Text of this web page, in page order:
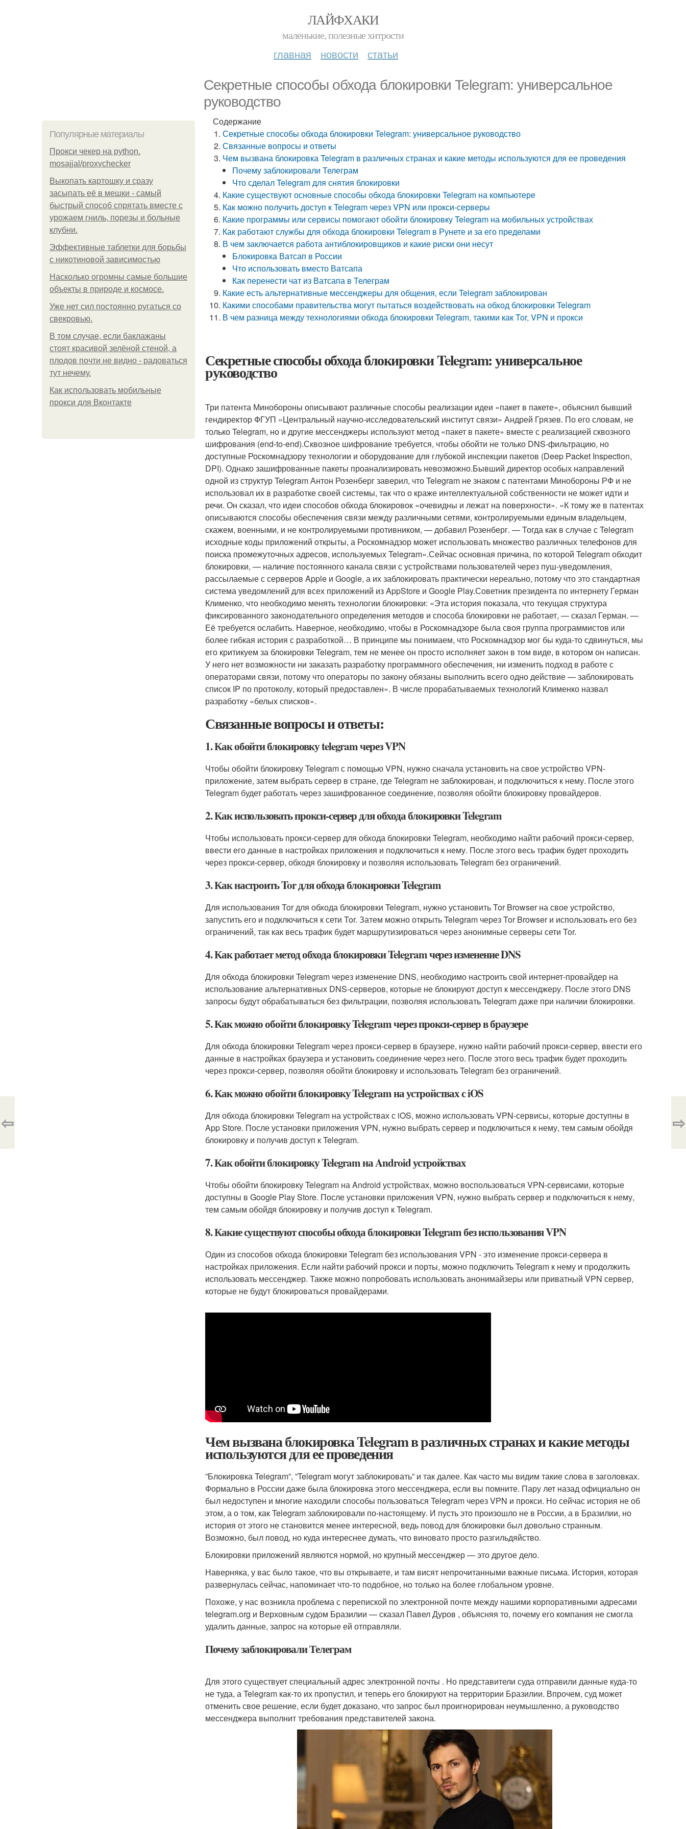
ЛАЙФХАКИ
маленькие, полезные хитрости
главная новости статьи
Секретные способы обхода блокировки Telegram: универсальное
руководство
Популярные материалы
Прокси чекер на python.
mosajjal/proxychecker
Выкопать картошку и сразу
засыпать её в мешки - самый
быстрый способ спрятать вместе с
урожаем гниль, порезы и больные
клубни.
Эффективные таблетки для борьбы
с никотиновой зависимостью
Насколько огромны самые большие
объекты в природе и космосе.
Уже нет сил постоянно ругаться со
свекровью.
В том случае, если баклажаны
стоят красивой зелёной стеной, а
плодов почти не видно - радоваться
тут нечему.
Как использовать мобильные
прокси для Вконтакте
Содержание
Секретные способы обхода блокировки Telegram: универсальное руководство
Связанные вопросы и ответы
Чем вызвана блокировка Telegram в различных странах и какие методы используются для ее проведения
Почему заблокировали Телеграм
Что сделал Telegram для снятия блокировки
Какие существуют основные способы обхода блокировки Telegram на компьютере
Как можно получить доступ к Telegram через VPN или прокси-серверы
Какие программы или сервисы помогают обойти блокировку Telegram на мобильных устройствах
Как работают службы для обхода блокировки Telegram в Рунете и за его пределами
В чем заключается работа антиблокировщиков и какие риски они несут
Блокировка Ватсап в России
Что использовать вместо Ватсапа
Как перенести чат из Ватсапа в Телеграм
Какие есть альтернативные мессенджеры для общения, если Telegram заблокирован
Какими способами правительства могут пытаться воздействовать на обход блокировки Telegram
В чем разница между технологиями обхода блокировки Telegram, такими как Tor, VPN и прокси
Секретные способы обхода блокировки Telegram: универсальное
руководство
Три патента Минобороны описывают различные способы реализации идеи «пакет в пакете», объяснил бывший
гендиректор ФГУП «Центральный научно-исследовательский институт связи» Андрей Грязев. По его словам, не
только Telegram, но и другие мессенджеры используют метод «пакет в пакете» вместе с реализацией сквозного
шифрования (end-to-end).Сквозное шифрование требуется, чтобы обойти не только DNS-фильтрацию, но
доступные Роскомнадзору технологии и оборудование для глубокой инспекции пакетов (Deep Packet Inspection,
DPI). Однако зашифрованные пакеты проанализировать невозможно.Бывший директор особых направлений
одной из структур Telegram Антон Розенберг заверил, что Telegram не знаком с патентами Минобороны РФ и не
использовал их в разработке своей системы, так что о краже интеллектуальной собственности не может идти и
речи. Он сказал, что идеи способов обхода блокировок «очевидны и лежат на поверхности». «К тому же в патентах
описываются способы обеспечения связи между различными сетями, контролируемыми единым владельцем,
скажем, военными, и не контролируемыми противником, — добавил Розенберг. — Тогда как в случае с Telegram
исходные коды приложений открыты, а Роскомнадзор может использовать множество различных телефонов для
поиска промежуточных адресов, используемых Telegram».Сейчас основная причина, по которой Telegram обходит
блокировки, — наличие постоянного канала связи с устройствами пользователей через пуш-уведомления,
рассылаемые с серверов Apple и Google, а их заблокировать практически нереально, потому что это стандартная
система уведомлений для всех приложений из AppStore и Google Play.Советник президента по интернету Герман
Клименко, что необходимо менять технологии блокировки: «Эта история показала, что текущая структура
фиксированного законодательного определения методов и способа блокировки не работает, — сказал Герман. —
Её требуется ослабить. Наверное, необходимо, чтобы в Роскомнадзоре была своя группа программистов или
более гибкая история с разработкой… В принципе мы понимаем, что Роскомнадзор мог бы куда-то сдвинуться, мы
его критикуем за блокировки Telegram, тем не менее он просто исполняет закон в том виде, в котором он написан.
У него нет возможности ни заказать разработку программного обеспечения, ни изменить подход в работе с
операторами связи, потому что операторы по закону обязаны выполнить всего одно действие — заблокировать
список IP по протоколу, который предоставлен». В числе прорабатываемых технологий Клименко назвал
разработку «белых списков».
Связанные вопросы и ответы:
1. Как обойти блокировку telegram через VPN
Чтобы обойти блокировку Telegram с помощью VPN, нужно сначала установить на свое устройство VPN-
приложение, затем выбрать сервер в стране, где Telegram не заблокирован, и подключиться к нему. После этого
Telegram будет работать через зашифрованное соединение, позволяя обойти блокировку провайдеров.
2. Как использовать прокси-сервер для обхода блокировки Telegram
Чтобы использовать прокси-сервер для обхода блокировки Telegram, необходимо найти рабочий прокси-сервер,
ввести его данные в настройках приложения и подключиться к нему. После этого весь трафик будет проходить
через прокси-сервер, обходя блокировку и позволяя использовать Telegram без ограничений.
3. Как настроить Tor для обхода блокировки Telegram
Для использования Tor для обхода блокировки Telegram, нужно установить Tor Browser на свое устройство,
запустить его и подключиться к сети Tor. Затем можно открыть Telegram через Tor Browser и использовать его без
ограничений, так как весь трафик будет маршрутизироваться через анонимные серверы сети Tor.
4. Как работает метод обхода блокировки Telegram через изменение DNS
Для обхода блокировки Telegram через изменение DNS, необходимо настроить свой интернет-провайдер на
использование альтернативных DNS-серверов, которые не блокируют доступ к мессенджеру. После этого DNS
запросы будут обрабатываться без фильтрации, позволяя использовать Telegram даже при наличии блокировки.
5. Как можно обойти блокировку Telegram через прокси-сервер в браузере
Для обхода блокировки Telegram через прокси-сервер в браузере, нужно найти рабочий прокси-сервер, ввести его
данные в настройках браузера и установить соединение через него. После этого весь трафик будет проходить
через прокси-сервер, позволяя обойти блокировку и использовать Telegram без ограничений.
6. Как можно обойти блокировку Telegram на устройствах с iOS
Для обхода блокировки Telegram на устройствах с iOS, можно использовать VPN-сервисы, которые доступны в
App Store. После установки приложения VPN, нужно выбрать сервер и подключиться к нему, тем самым обойдя
блокировку и получив доступ к Telegram.
7. Как обойти блокировку Telegram на Android устройствах
Чтобы обойти блокировку Telegram на Android устройствах, можно воспользоваться VPN-сервисами, которые
доступны в Google Play Store. После установки приложения VPN, нужно выбрать сервер и подключиться к нему,
тем самым обойдя блокировку и получив доступ к Telegram.
8. Какие существуют способы обхода блокировки Telegram без использования VPN
Один из способов обхода блокировки Telegram без использования VPN - это изменение прокси-сервера в
настройках приложения. Если найти рабочий прокси и порты, можно подключить Telegram к нему и продолжить
использовать мессенджер. Также можно попробовать использовать анонимайзеры или приватный VPN сервер,
которые не будут блокироваться провайдерами.
Чем вызвана блокировка Telegram в различных странах и какие методы
используются для ее проведения
”Блокировка Telegram”, ”Telegram могут заблокировать” и так далее. Как часто мы видим такие слова в заголовках.
Формально в России даже была блокировка этого мессенджера, если вы помните. Пару лет назад официально он
был недоступен и многие находили способы пользоваться Telegram через VPN и прокси. Но сейчас история не об
этом, а о том, как Telegram заблокировали по-настоящему. И пусть это произошло не в России, а в Бразилии, но
история от этого не становится менее интересной, ведь повод для блокировки был довольно странным.
Возможно, был повод, но куда интереснее думать, что виновато просто разгильдяйство.
Блокировки приложений являются нормой, но крупный мессенджер — это другое дело.
Наверняка, у вас было такое, что вы открываете, и там висят непрочитанными важные письма. История, которая
развернулась сейчас, напоминает что-то подобное, но только на более глобальном уровне.
Похоже, у нас возникла проблема с перепиской по электронной почте между нашими корпоративными адресами
telegram.org и Верховным судом Бразилии — сказал Павел Дуров , объясняя то, почему его компания не смогла
удалить данные, запрос на которые ей отправляли.
Почему заблокировали Телеграм
Для этого существует специальный адрес электронной почты . Но представители суда отправили данные куда-то
не туда, а Telegram как-то их пропустил, и теперь его блокируют на территории Бразилии. Впрочем, суд может
отменить свое решение, если будет доказано, что запрос был проигнорирован неумышленно, а руководство
мессенджера выполнит требования представителей закона.
⇦ ⇨